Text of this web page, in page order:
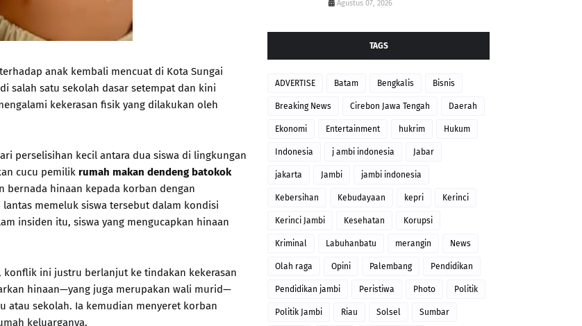
anak kembali mencuat di Kota Sungai
salah satu sekolah dasar setempat dan kini
kekerasan fisik yang dilakukan oleh
perselisihan kecil antara dua siswa di lingkungan
cucu pemilik rumah makan dendeng batokok
bernada hinaan kepada korban dengan
memeluk siswa tersebut dalam kondisi
insiden itu, siswa yang mengucapkan hinaan
ini justru berlanjut ke tindakan kekerasan
hinaan—yang juga merupakan wali murid—
atau sekolah. Ia kemudian menyeret korban
keluarganya.
Agustus 07, 2026
TAGS
ADVERTISE Batam Bengkalis Bisnis
Breaking News Cirebon Jawa Tengah Daerah
Ekonomi Entertainment hukrim Hukum
Indonesia j ambi indonesia Jabar
jakarta Jambi jambi indonesia
Kebersihan Kebudayaan kepri Kerinci
Kerinci Jambi Kesehatan Korupsi
Kriminal Labuhanbatu merangin News
Olah raga Opini Palembang Pendidikan
Pendidikan jambi Peristiwa Photo Politik
Politik Jambi Riau Solsel Sumbar